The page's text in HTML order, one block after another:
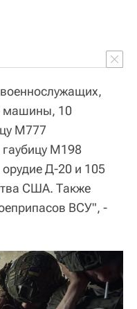
машины, 10
М777
М198
Д-20 и 105
США. Также
ВСУ", -